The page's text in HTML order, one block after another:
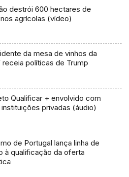
destrói 600 hectares de
agrícolas (vídeo)
da mesa de vinhos da
receia políticas de Trump
Qualificar + envolvido com
privadas (áudio)
de Portugal lança linha de
à qualificação da oferta